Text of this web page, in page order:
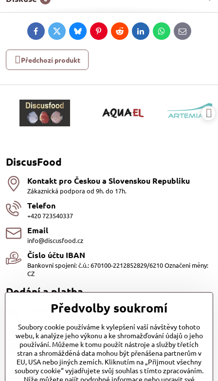
FacebookTwitterBlueskyPinterestRedditLinkedInWhatsApp
E-
mail
Předchozí produkt
DiscusFood
Kontakt pro Českou a Slovenskou Republiku
Zákaznická podpora od 9h. do 17h.
Telefon
+420 723540337
Email
info@discusfood.cz
Číslo účtu IBAN
Bankovní spojení: č.ú.: 670100-2212852829/6210 Označení měny:
CZ
Dodání a platba
Dodání
s.r.o. a Zásilkovna
Platby
Dobírkou (25,- Kč)
Bankovním převodem (zdarma)
Platba kartou (Zdarma)PayPal (Zdarma)
Při převzetí hotově nebo kartou (Zdarma)
Předvolby soukromí
Soubory cookie používáme k vylepšení vaší návštěvy tohoto
webu, k analýze jeho výkonu a ke shromažďování údajů o jeho
používání. Můžeme k tomu použít nástroje a služby třetích
stran a shromážděná data mohou být přenášena partnerům v
EU, USA nebo jiných zemích. Kliknutím na „Přijmout všechny
soubory cookie“ vyjadřujete svůj souhlas s tímto zpracováním.
Níže můžete najít podrobné informace nebo upravit své